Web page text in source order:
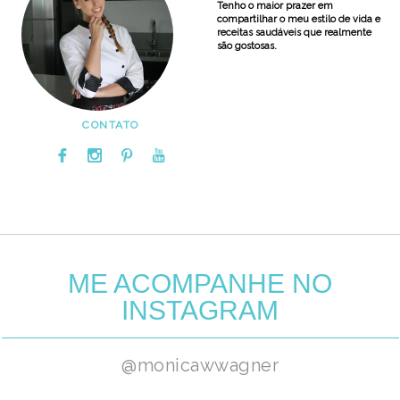
Tenho o maior prazer em
compartilhar o meu estilo de vida e
receitas saudáveis que realmente
são gostosas.
CONTATO
ME ACOMPANHE NO
INSTAGRAM
@monicawwagner